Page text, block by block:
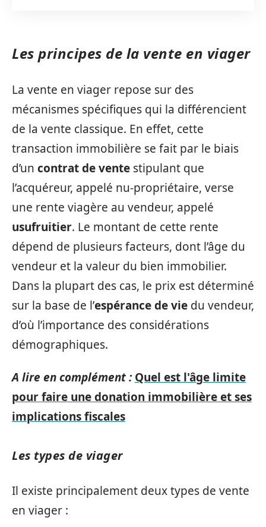
Les principes de la vente en viager
La vente en viager repose sur des
mécanismes spécifiques qui la différencient
de la vente classique. En effet, cette
transaction immobilière se fait par le biais
d’un contrat de vente stipulant que
l’acquéreur, appelé nu-propriétaire, verse
une rente viagère au vendeur, appelé
usufruitier. Le montant de cette rente
dépend de plusieurs facteurs, dont l’âge du
vendeur et la valeur du bien immobilier.
Dans la plupart des cas, le prix est déterminé
sur la base de l’espérance de vie du vendeur,
d’où l’importance des considérations
démographiques.
A lire en complément : Quel est l'âge limite
pour faire une donation immobilière et ses
implications fiscales
Les types de viager
Il existe principalement deux types de vente
en viager :